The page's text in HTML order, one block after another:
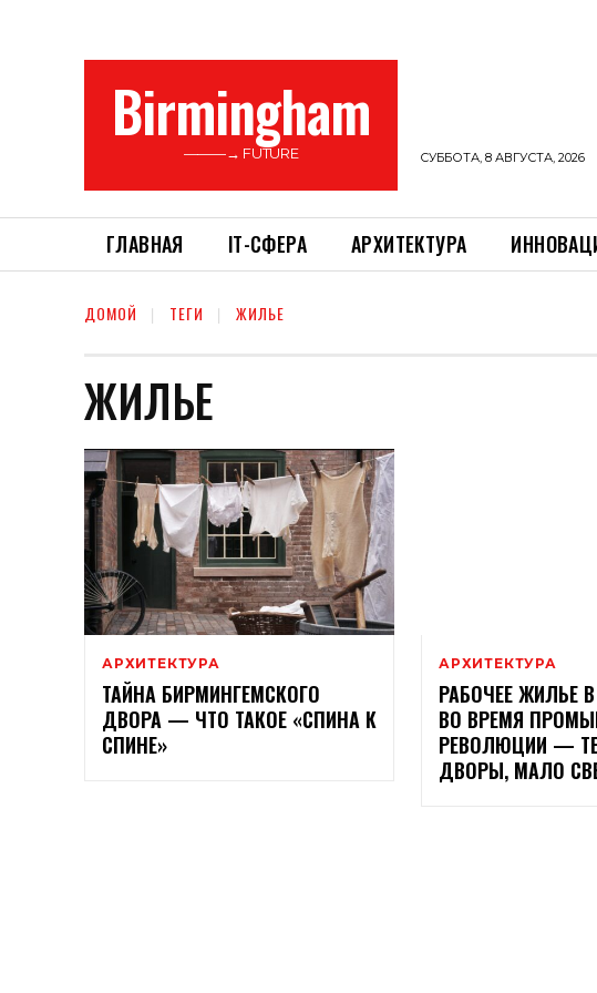
Birmingham
———→ FUTURE СУББОТА, 8 АВГУСТА, 2026
ГЛАВНАЯ ІТ-СФЕРА АРХИТЕКТУРА
ДОМОЙ ТЕГИ ЖИЛЬЕ
ЖИЛЬЕ
АРХИТЕКТУРА
ТАЙНА БИРМИНГЕМСКОГО
ДВОРА — ЧТО ТАКОЕ «СПИНА К
СПИНЕ»
АРХИТЕКТУРА
РАБОЧЕЕ ЖИЛЬЕ
ВО ВРЕМЯ
РЕВОЛЮЦИИ —
ДВОРЫ, МАЛО